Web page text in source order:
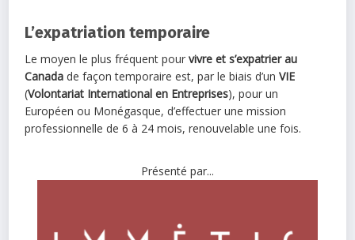
L’expatriation temporaire
Le moyen le plus fréquent pour vivre et s’expatrier au
Canada de façon temporaire est, par le biais d’un VIE
(Volontariat International en Entreprises), pour un
Européen ou Monégasque, d’effectuer une mission
professionnelle de 6 à 24 mois, renouvelable une fois.
Présenté par...